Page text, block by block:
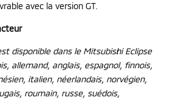
avec la version GT.
disponible dans le Mitsubishi Eclipse
allemand, anglais, espagnol, finnois,
italien, néerlandais, norvégien,
roumain, russe, suédois,